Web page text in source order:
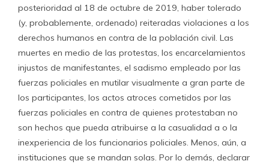
posterioridad al 18 de octubre de 2019, haber tolerado
(y, probablemente, ordenado) reiteradas violaciones a los
derechos humanos en contra de la población civil. Las
muertes en medio de las protestas, los encarcelamientos
injustos de manifestantes, el sadismo empleado por las
fuerzas policiales en mutilar visualmente a gran parte de
los participantes, los actos atroces cometidos por las
fuerzas policiales en contra de quienes protestaban no
son hechos que pueda atribuirse a la casualidad a o la
inexperiencia de los funcionarios policiales. Menos, aún, a
instituciones que se mandan solas. Por lo demás, declarar